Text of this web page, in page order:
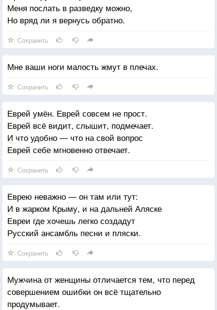
Иль прожили бы просто без затей.
Не преступили б, где не надо, кромку,
А может подстелили бы соломку,
И на другие падали б места
Совсем не там бы проявляли прыть,
Что в ту же воду не вступить нам дважды,
Мы продолжаем по течению плыть.
И нас несёт неспешная вода,
Несёт туда, куда ведёт течение
И создаётся даже впечатление,
Что мы хотели именно туда.
Меня послать в разведку можно,
Но вряд ли я вернусь обратно.
Сохранить
Мне ваши ноги малость жмут в плечах.
Сохранить
Еврей умён. Еврей совсем не прост.
Еврей всё видит, слышит, подмечает.
И что удобно — что на свой вопрос
Еврей себе мгновенно отвечает.
Сохранить
Еврею неважно — он там или тут:
И в жарком Крыму, и на дальней Аляске
Евреи где хочешь легко создадут
Русский ансамбль песни и пляски.
Сохранить
Мужчина от женщины отличается тем, что перед
совершением ошибки он всё тщательно
продумывает.